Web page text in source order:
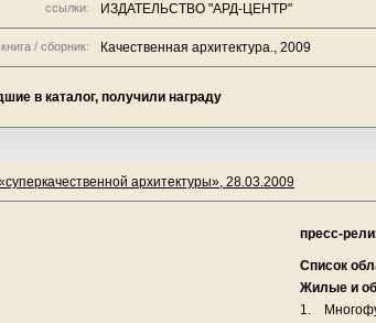
ссылки: ИЗДАТЕЛЬСТВО "АРД-ЦЕНТР"
книга / сборник: Качественная архитектура., 2009
в каталог, получили награду
архитектуры», 28.03.2009
пресс-
Список
Жилые и
1.